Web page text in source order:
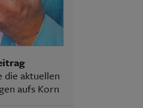
die aktuellen
aufs Korn